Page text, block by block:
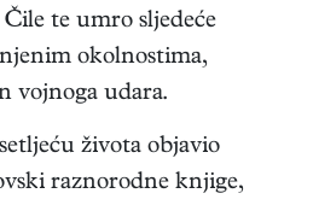
te umro sljedeće
okolnostima,
vojnoga udara.
života objavio
raznorodne knjige,